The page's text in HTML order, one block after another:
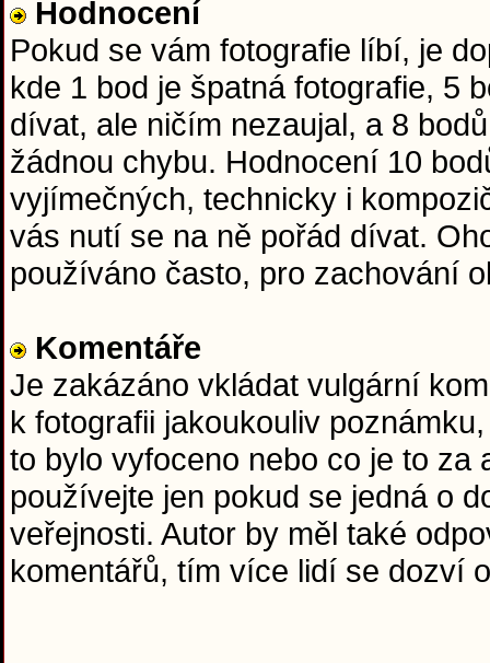
Hodnocení
Pokud se vám fotografie líbí, je
kde 1 bod je špatná fotografie, 5
dívat, ale ničím nezaujal, a 8
žádnou chybu. Hodnocení 10
vyjímečných, technicky i
vás nutí se na ně pořád dívat.
používáno často, pro zachování
Komentáře
Je zakázáno vkládat vulgární
k fotografii jakoukouliv
to bylo vyfoceno nebo co je to za
používejte jen pokud se jedná o
veřejnosti. Autor by měl také
komentářů, tím více lidí se dozví